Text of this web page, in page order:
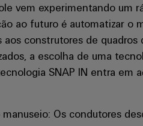
vem experimentando um
ao futuro é automatizar o
construtores de quadros
a escolha de uma
SNAP IN entra em
Os condutores